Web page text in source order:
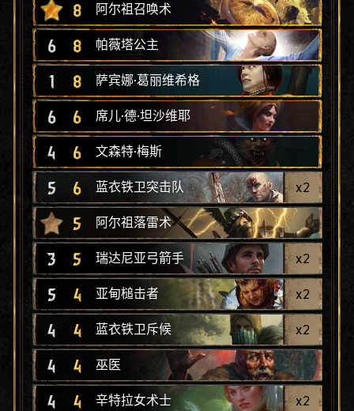
8 阿尔祖召唤术
6 8 帕薇塔公主
1 8 萨宾娜·葛丽维希格
6 6 席儿·德·坦沙维耶
4 6 文森特·梅斯
5 6 蓝衣铁卫突击队 x2
5 阿尔祖落雷术
3 5 瑞达尼亚弓箭手 x2
5 4 亚甸槌击者 x2
4 4 蓝衣铁卫斥候 x2
4 4 巫医
4 4 辛特拉女术士 x2